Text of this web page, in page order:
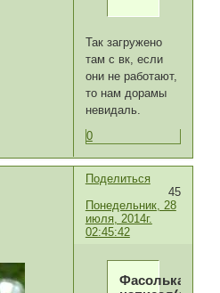
Так загружено
там с вк, если
они не работают,
то нам дорамы
невидаль.
0
Поделиться
45
Понедельник, 28
июля, 2014г.
02:45:42
Фасолька